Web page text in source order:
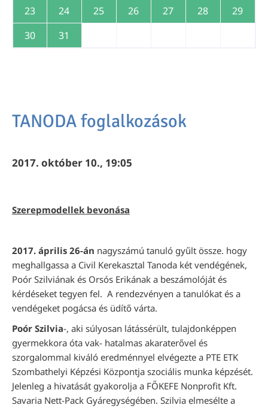
23
24 25 26 27 28
29
30
31
TANODA foglalkozások
2017. október 10., 19:05
Szerepmodellek bevonása
2017. április 26-án nagyszámú tanuló gyűlt össze. hogy
meghallgassa a Civil Kerekasztal Tanoda két vendégének,
Poór Szilviának és Orsós Erikának a beszámolóját és
kérdéseket tegyen fel. A rendezvényen a tanulókat és a
vendégeket pogácsa és üdítő várta.
Poór Szilvia-, aki súlyosan látássérült, tulajdonképpen
gyermekkora óta vak- hatalmas akaraterővel és
szorgalommal kiváló eredménnyel elvégezte a PTE ETK
Szombathelyi Képzési Központja szociális munka képzését.
Jelenleg a hivatását gyakorolja a FŐKEFE Nonprofit Kft.
Savaria Nett-Pack Gyáregységében. Szilvia elmesélte a